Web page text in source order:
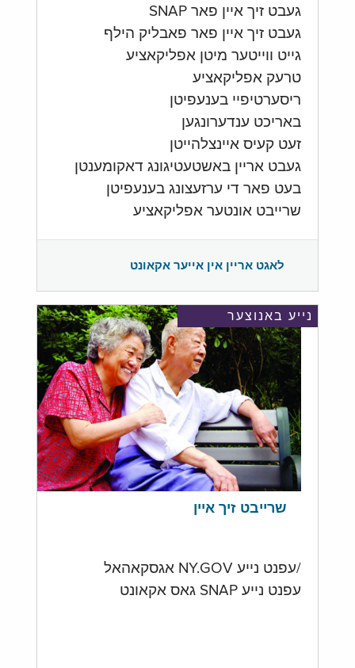
געבט זיך איין פאר SNAP
געבט זיך איין פאר פאבליק הילף
גייט ווייטער מיטן אפליקאציע
טרעק אפליקאציע
ריסערטיפיי בענעפיטן
באריכט ענדערונגען
זעט קעיס איינצלהייטן
געבט אריין באשטעטיגונג דאקומענטן
בעט פאר די ערזעצונג בענעפיטן
שרייבט אונטער אפליקאציע
לאגט אריין אין אייער אקאונט
נייע באנוצער
שרייבט זיך איין
/עפנט נייע NY.GOV אגסקאהאל
עפנט נייע SNAP גאס אקאונט